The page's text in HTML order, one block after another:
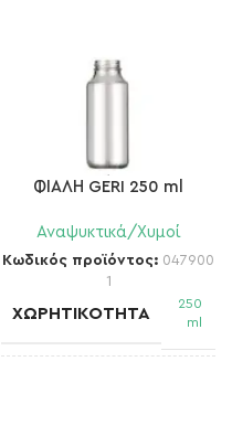
ΦΙΑΛΗ GERI 250 ml
Αναψυκτικά/Χυμοί
Κωδικός προϊόντος: 047900
1
ΧΩΡΗΤΙΚΌΤΗΤΑ
250
ml